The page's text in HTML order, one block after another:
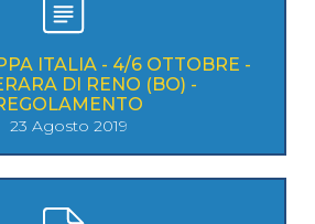
ITALIA - 4/6 OTTOBRE -
DI RENO (BO) -
23 Agosto 2019